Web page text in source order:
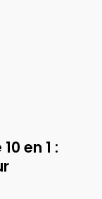
en 1 :